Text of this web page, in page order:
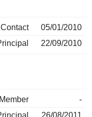
05/01/2010
22/09/2010
-